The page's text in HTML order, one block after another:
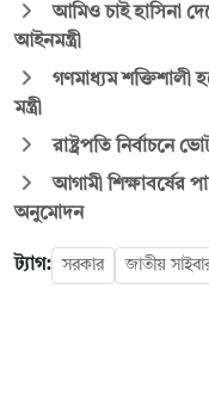
আমিও চাই হাসিনা
আইনমন্ত্রী
গণমাধ্যম শক্তিশালী
মন্ত্রী
রাষ্ট্রপতি নির্বাচনে
আগামী শিক্ষাবর্ষের
অনুমোদন
ট্যাগ: সরকার জাতীয়